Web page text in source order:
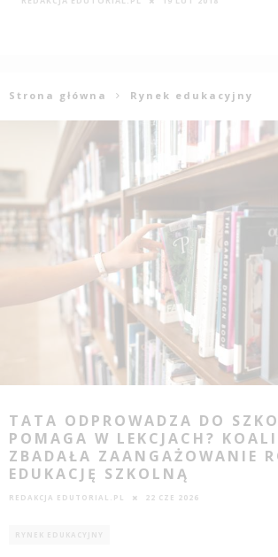
Strona główna Rynek edukacyjny
TATA ODPROWADZA DO
POMAGA W LEKCJACH?
ZBADAŁA ZAANGAŻOWANIE
EDUKACJĘ SZKOLNĄ
REDAKCJA EDUTORIAL.PL 22 CZE 2026
RYNEK EDUKACYJNY